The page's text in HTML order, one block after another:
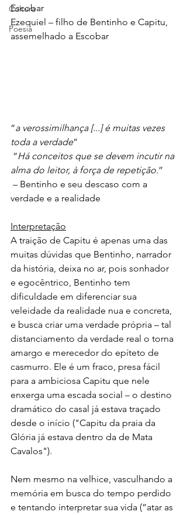
Cultura
Poesia
Escobar
Ezequiel – filho de Bentinho e Capitu,
assemelhado a Escobar
“a verossimilhança [...] é muitas vezes
toda a verdade”
“Há conceitos que se devem incutir na
alma do leitor, à força de repetição.”
verdade e a realidade
Interpretação
A traição de Capitu é apenas uma das
muitas dúvidas que Bentinho, narrador
da história, deixa no ar, pois sonhador
e egocêntrico, Bentinho tem
dificuldade em diferenciar sua
veleidade da realidade nua e concreta,
e busca criar uma verdade própria – tal
distanciamento da verdade real o torna
amargo e merecedor do epíteto de
casmurro. Ele é um fraco, presa fácil
para a ambiciosa Capitu que nele
enxerga uma escada social – o destino
dramático do casal já estava traçado
desde o início ("Capitu da praia da
Glória já estava dentro da de Mata
Cavalos").
Nem mesmo na velhice, vasculhando a
memória em busca do tempo perdido
e tentando interpretar sua vida (“atar as